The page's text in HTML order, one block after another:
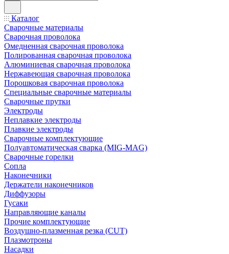
Каталог
Сварочные материалы
Сварочная проволока
Омедненная сварочная проволока
Полированная сварочная проволока
Алюминиевая сварочная проволока
Нержавеющая сварочная проволока
Порошковая сварочная проволока
Специальные сварочные материалы
Сварочные прутки
Электроды
Неплавкие электроды
Плавкие электроды
Сварочные комплектующие
Полуавтоматическая сварка (MIG-MAG)
Сварочные горелки
Сопла
Наконечники
Держатели наконечников
Диффузоры
Гусаки
Направляющие каналы
Прочие комплектующие
Воздушно-плазменная резка (CUT)
Плазмотроны
Насадки